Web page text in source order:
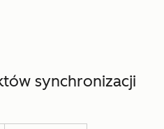
synchronizacji